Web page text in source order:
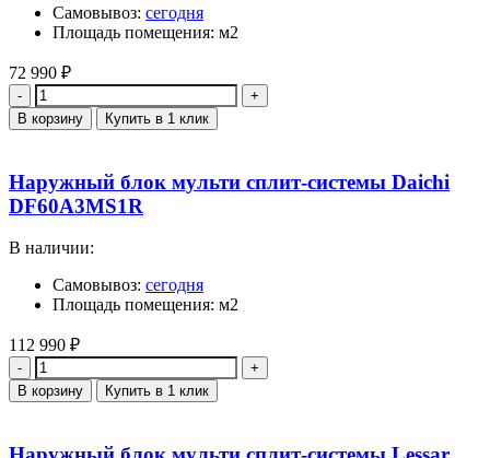
Самовывоз: сегодня
Площадь помещения: м2
72 990 ₽
Количество
В корзину Купить в 1 клик
Наружный блок мульти сплит-системы Daichi
DF60A3MS1R
В наличии:
Самовывоз: сегодня
Площадь помещения: м2
112 990 ₽
Количество
В корзину Купить в 1 клик